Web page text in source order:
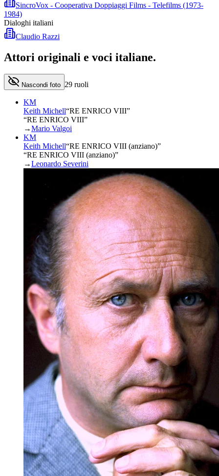
SincroVox - Cooperativa Doppiaggi Films - Telefilms (1973-
1984)
Dialoghi italiani
Claudio Razzi
Attori originali e voci italiane.
Nascondi foto 29 ruoli
KM
Keith Michell“RE ENRICO VIII”
“RE ENRICO VIII”
→Mario Valgoi
KM
Keith Michell“RE ENRICO VIII (anziano)”
“RE ENRICO VIII (anziano)”
→Leonardo Severini